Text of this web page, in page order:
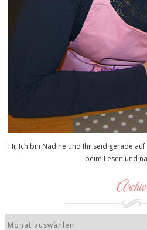
Hi, Ich bin Nadine und Ihr seid gerade
beim Lesen und
Archiv